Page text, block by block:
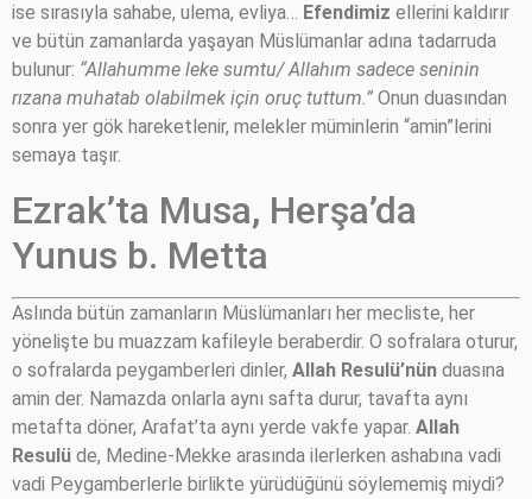
ise sırasıyla sahabe, ulema, evliya… Efendimiz ellerini kaldırır
ve bütün zamanlarda yaşayan Müslümanlar adına tadarruda
bulunur: “Allahumme leke sumtu/ Allahım sadece seninin
rızana muhatab olabilmek için oruç tuttum.” Onun duasından
sonra yer gök hareketlenir, melekler müminlerin “amin”lerini
semaya taşır.
Ezrak’ta Musa, Herşa’da
Yunus b. Metta
Aslında bütün zamanların Müslümanları her mecliste, her
yönelişte bu muazzam kafileyle beraberdir. O sofralara oturur,
o sofralarda peygamberleri dinler, Allah Resulü’nün duasına
amin der. Namazda onlarla aynı safta durur, tavafta aynı
metafta döner, Arafat’ta aynı yerde vakfe yapar. Allah
Resulü de, Medine-Mekke arasında ilerlerken ashabına vadi
vadi Peygamberlerle birlikte yürüdüğünü söylememiş miydi?